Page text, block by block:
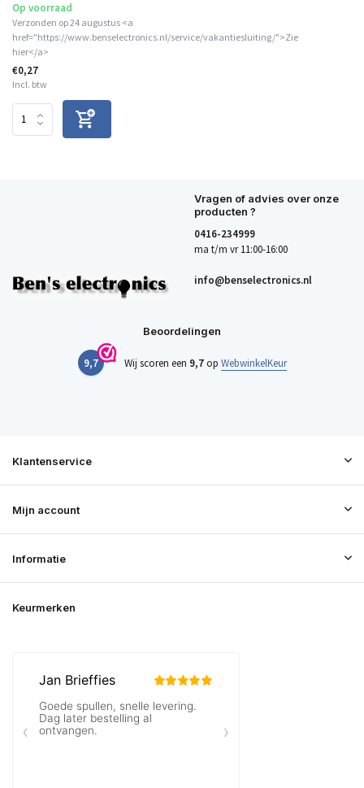
Op voorraad
Verzonden op 24 augustus <a
href="https://www.benselectronics.nl/service/vakantiesluiting/">Zie
hier</a>
€0,27
Incl. btw
Vragen of advies over onze
producten ?
0416-234999
ma t/m vr 11:00-16:00
info@benselectronics.nl
Beoordelingen
9,7 Wij scoren een 9,7op WebwinkelKeur
Klantenservice
Mijn account
Informatie
Keurmerken